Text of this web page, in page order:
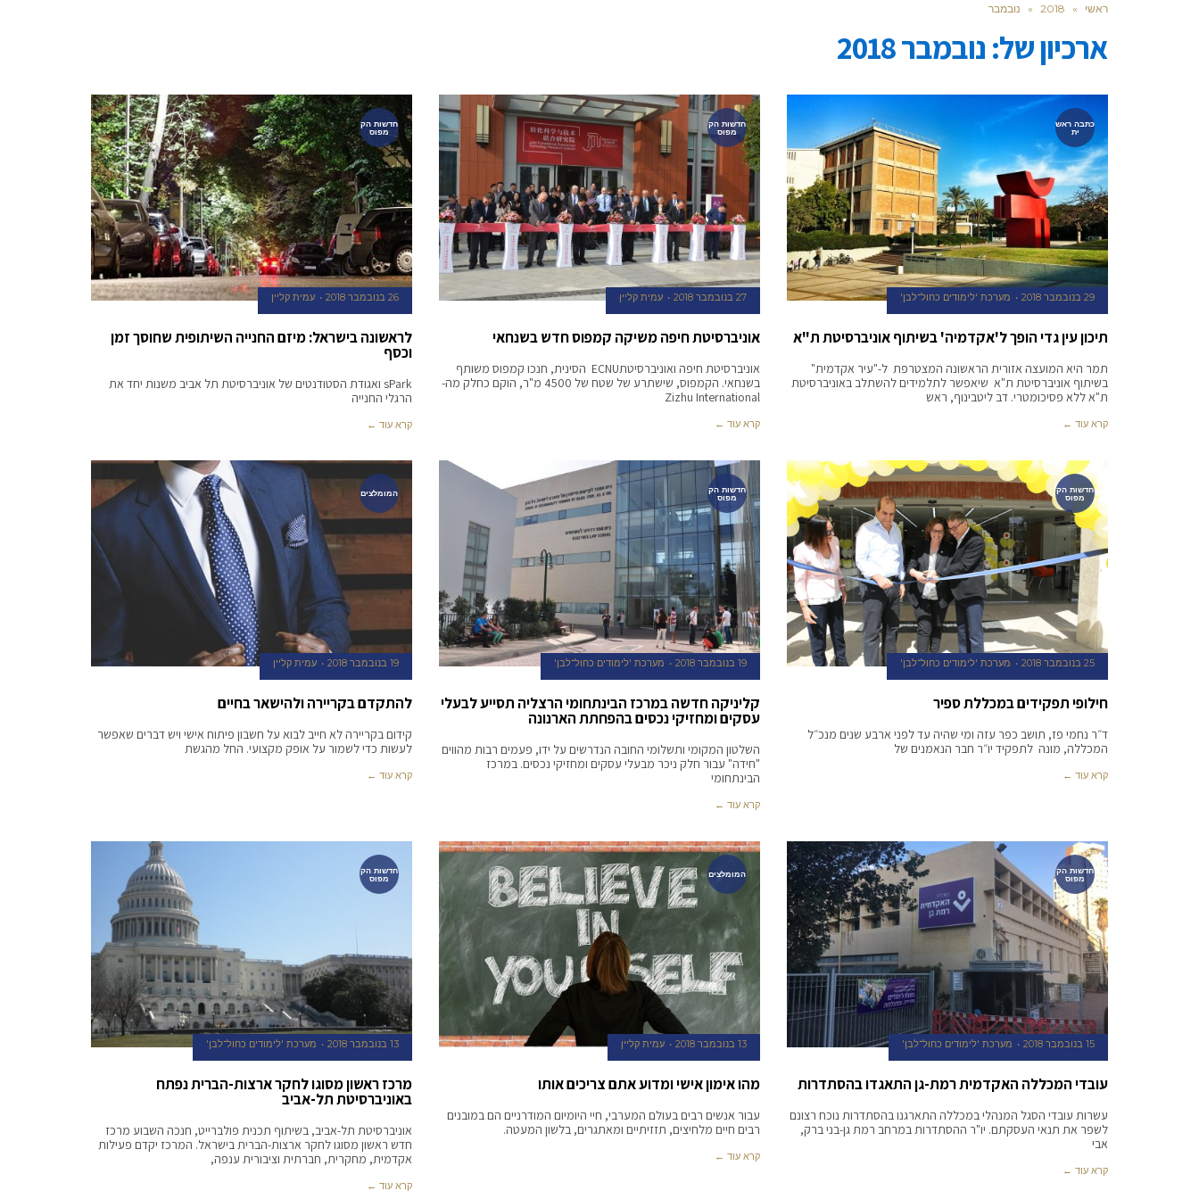
ראשי »
2018
» נובמבר
ארכיון של:נובמבר 2018
כתבה ראש
ית
29 בנובמבר 2018 מערכת 'לימודים כחול־לבן'
תיכון עין גדי הופך ל'אקדמיה' בשיתוף אוניברסיטת ת"א
תמר היא המועצה אזורית הראשונה המצטרפת ל-"עיר אקדמית"
בשיתוף אוניברסיטת ת"א שיאפשר לתלמידים להשתלב באוניברסיטת
ת"א ללא פסיכומטרי. דב ליטבינוף, ראש
קרא עוד ←
חדשות הק
מפוס
27 בנובמבר 2018 עמית קליין
אוניברסיטת חיפה משיקה קמפוס חדש בשנחאי
אוניברסיטת חיפה ואוניברסיטתECNU הסינית, חנכו קמפוס משותף
בשנחאי. הקמפוס, שישתרע של שטח של 4500 מ"ר, הוקם כחלק מה-
Zizhu International
קרא עוד ←
חדשות הק
מפוס
26 בנובמבר 2018 עמית קליין
לראשונה בישראל: מיזם החנייה השיתופית שחוסך זמן
וכסף
sPark ואגודת הסטודנטים של אוניברסיטת תל אביב משנות יחד את
הרגלי החנייה
קרא עוד ←
חדשות הק
מפוס
25 בנובמבר 2018 מערכת 'לימודים כחול־לבן'
חילופי תפקידים במכללת ספיר
ד״ר נחמי פז, תושב כפר עזה ומי שהיה עד לפני ארבע שנים מנכ״ל
המכללה, מונה לתפקיד יו״ר חבר הנאמנים של
קרא עוד ←
חדשות הק
מפוס
19 בנובמבר 2018 מערכת 'לימודים כחול־לבן'
קליניקה חדשה במרכז הבינתחומי הרצליה תסייע לבעלי
עסקים ומחזיקי נכסים בהפחתת הארנונה
השלטון המקומי ותשלומי החובה הנדרשים על ידו, פעמים רבות מהווים
"חידה" עבור חלק ניכר מבעלי עסקים ומחזיקי נכסים. במרכז
הבינתחומי
קרא עוד ←
המומלצים
19 בנובמבר 2018 עמית קליין
להתקדם בקריירה ולהישאר בחיים
קידום בקריירה לא חייב לבוא על חשבון פיתוח אישי ויש דברים שאפשר
לעשות כדי לשמור על אופק מקצועי. החל מהגשת
קרא עוד ←
חדשות הק
מפוס
15 בנובמבר 2018 מערכת 'לימודים כחול־לבן'
עובדי המכללה האקדמית רמת-גן התאגדו בהסתדרות
עשרות עובדי הסגל המנהלי במכללה התארגנו בהסתדרות נוכח רצונם
לשפר את תנאי העסקתם. יו"ר ההסתדרות במרחב רמת גן-בני ברק,
אבי
קרא עוד ←
המומלצים
13 בנובמבר 2018 עמית קליין
מהו אימון אישי ומדוע אתם צריכים אותו
עבור אנשים רבים בעולם המערבי, חיי היומיום המודרניים הם במובנים
רבים חיים מלחיצים, תזזיתיים ומאתגרים, בלשון המעטה.
קרא עוד ←
חדשות הק
מפוס
13 בנובמבר 2018 מערכת 'לימודים כחול־לבן'
מרכז ראשון מסוגו לחקר ארצות-הברית נפתח
באוניברסיטת תל-אביב
אוניברסיטת תל-אביב, בשיתוף תכנית פולברייט, חנכה השבוע מרכז
חדש ראשון מסוגו לחקר ארצות-הברית בישראל. המרכז יקדם פעילות
אקדמית, מחקרית, חברתית וציבורית ענפה,
קרא עוד ←